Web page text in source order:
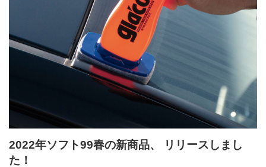
2022年ソフト99春の新商品、 リリースしまし
た！